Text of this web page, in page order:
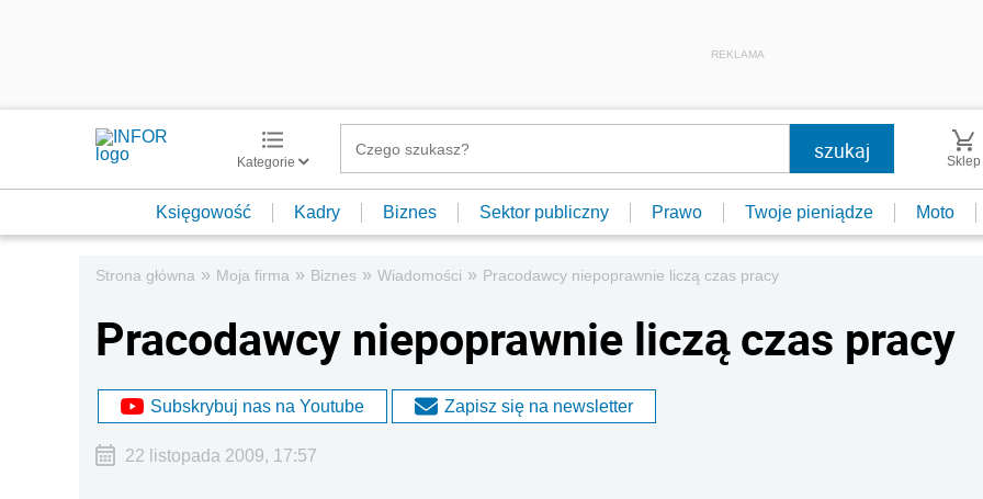
REKLAMA
Kategorie Sklep
Księgowość Kadry Biznes Sektor publiczny Prawo Twoje pieniądze Moto
Strona główna » Moja firma » Biznes » Wiadomości » Pracodawcy niepoprawnie liczą czas pracy
Pracodawcy niepoprawnie liczą czas pracy
Subskrybuj nas na Youtube Zapisz się na newsletter
22 listopada 2009, 17:57